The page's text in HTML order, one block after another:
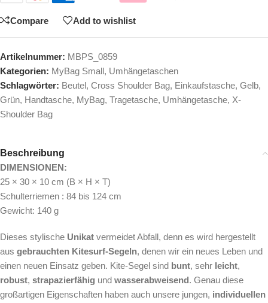
Compare Add to wishlist
Artikelnummer: MBPS_0859
Kategorien: MyBag Small, Umhängetaschen
Schlagwörter: Beutel, Cross Shoulder Bag, Einkaufstasche, Gelb,
Grün, Handtasche, MyBag, Tragetasche, Umhängetasche, X-
Shoulder Bag
Beschreibung
DIMENSIONEN:
25 × 30 × 10 cm (B × H × T)
Schulterriemen : 84 bis 124 cm
Gewicht: 140 g
Dieses stylische Unikat vermeidet Abfall, denn es wird hergestellt
aus gebrauchten Kitesurf-Segeln, denen wir ein neues Leben und
einen neuen Einsatz geben. Kite-Segel sind bunt, sehr leicht,
robust, strapazierfähig und wasserabweisend. Genau diese
großartigen Eigenschaften haben auch unsere jungen, individuellen